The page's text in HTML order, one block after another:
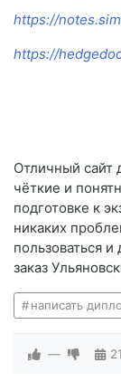
https://
https://
Отличный сайт
чёткие и
подготовке к
никаких
пользоваться
заказ
написать
—